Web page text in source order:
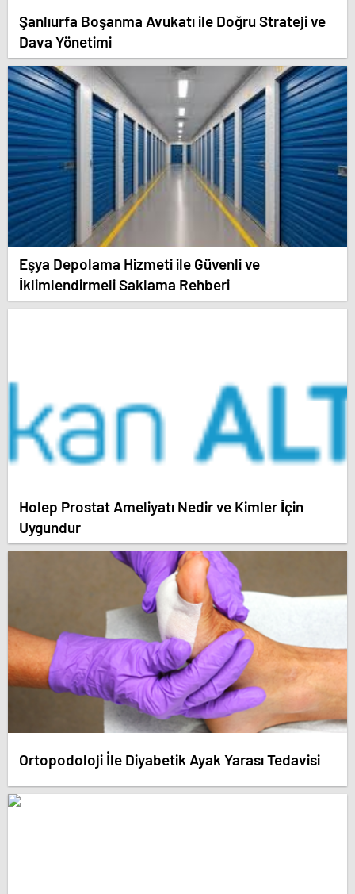
Şanlıurfa Boşanma Avukatı ile Doğru Strateji ve
Dava Yönetimi
Eşya Depolama Hizmeti ile Güvenli ve
İklimlendirmeli Saklama Rehberi
Holep Prostat Ameliyatı Nedir ve Kimler İçin
Uygundur
Ortopodoloji İle Diyabetik Ayak Yarası Tedavisi